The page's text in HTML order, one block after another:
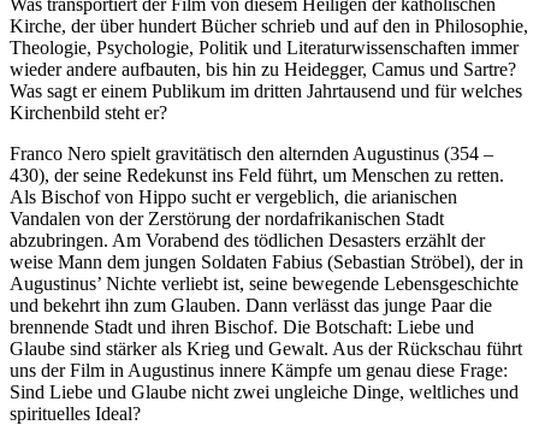
Kirche, der über hundert Bücher schrieb und auf den in Philosophie,
Theologie, Psychologie, Politik und Literaturwissenschaften immer
wieder andere aufbauten, bis hin zu Heidegger, Camus und Sartre?
Was sagt er einem Publikum im dritten Jahrtausend und für welches
Kirchenbild steht er?
Franco Nero spielt gravitätisch den alternden Augustinus (354 –
430), der seine Redekunst ins Feld führt, um Menschen zu retten.
Als Bischof von Hippo sucht er vergeblich, die arianischen
Vandalen von der Zerstörung der nordafrikanischen Stadt
abzubringen. Am Vorabend des tödlichen Desasters erzählt der
weise Mann dem jungen Soldaten Fabius (Sebastian Ströbel), der in
Augustinus’ Nichte verliebt ist, seine bewegende Lebensgeschichte
und bekehrt ihn zum Glauben. Dann verlässt das junge Paar die
brennende Stadt und ihren Bischof. Die Botschaft: Liebe und
Glaube sind stärker als Krieg und Gewalt. Aus der Rückschau führt
uns der Film in Augustinus innere Kämpfe um genau diese Frage:
Sind Liebe und Glaube nicht zwei ungleiche Dinge, weltliches und
spirituelles Ideal?